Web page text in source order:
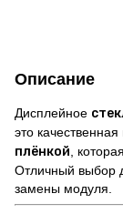
Описание
Дисплейное
это
плёнкой ,
Отличный выбор
замены модуля.